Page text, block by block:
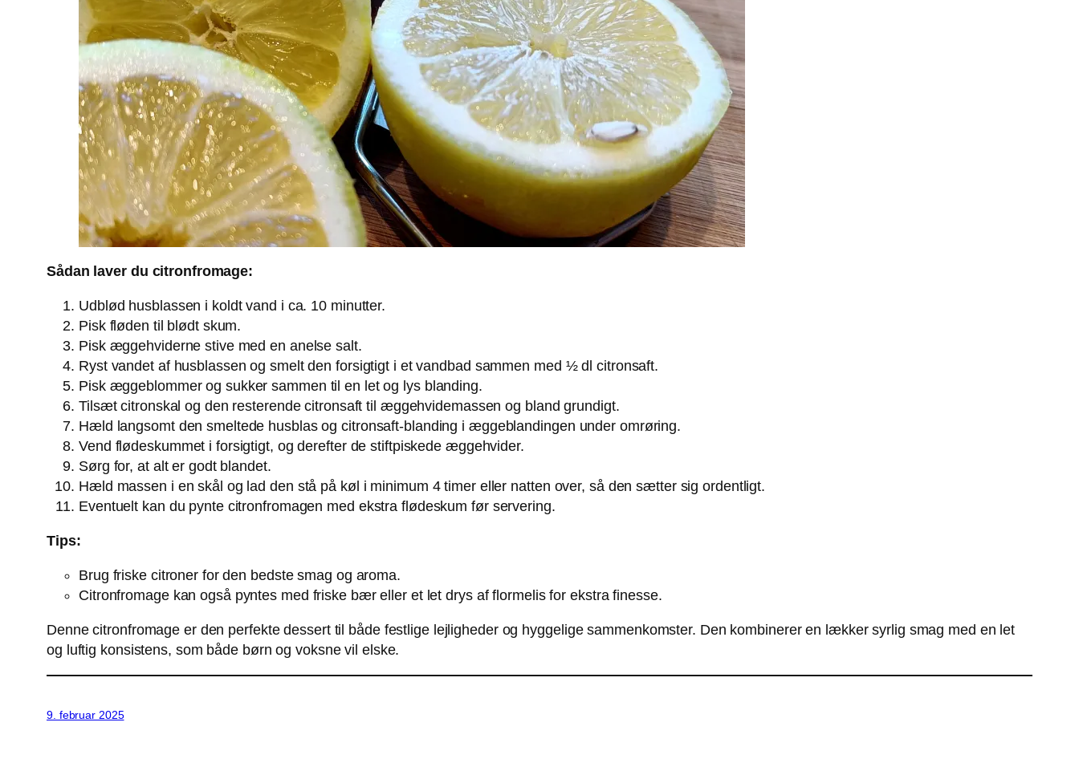
Sådan laver du citronfromage:
Udblød husblassen i koldt vand i ca. 10 minutter.
Pisk fløden til blødt skum.
Pisk æggehviderne stive med en anelse salt.
Ryst vandet af husblassen og smelt den forsigtigt i et vandbad sammen med ½ dl citronsaft.
Pisk æggeblommer og sukker sammen til en let og lys blanding.
Tilsæt citronskal og den resterende citronsaft til æggehvidemassen og bland grundigt.
Hæld langsomt den smeltede husblas og citronsaft-blanding i æggeblandingen under omrøring.
Vend flødeskummet i forsigtigt, og derefter de stiftpiskede æggehvider.
Sørg for, at alt er godt blandet.
Hæld massen i en skål og lad den stå på køl i minimum 4 timer eller natten over, så den sætter sig ordentligt.
Eventuelt kan du pynte citronfromagen med ekstra flødeskum før servering.
Tips:
Brug friske citroner for den bedste smag og aroma.
Citronfromage kan også pyntes med friske bær eller et let drys af flormelis for ekstra finesse.
Denne citronfromage er den perfekte dessert til både festlige lejligheder og hyggelige sammenkomster. Den kombinerer en lækker syrlig smag med en let
og luftig konsistens, som både børn og voksne vil elske.
9. februar 2025